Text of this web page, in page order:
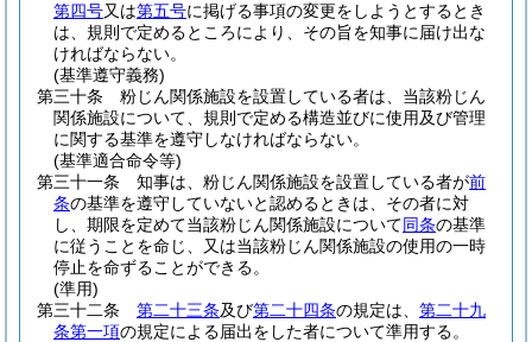
第四号又は第五号に掲げる事項の変更をしようとするとき
は、規則で定めるところにより、その旨を知事に届け出な
ければならない。
(基準遵守義務)
第三十条
粉じん関係施設を設置している者は、当該粉じん
関係施設について、規則で定める構造並びに使用及び管理
に関する基準を遵守しなければならない。
(基準適合命令等)
第三十一条
知事は、粉じん関係施設を設置している者が前
条の基準を遵守していないと認めるときは、その者に対
し、期限を定めて当該粉じん関係施設について同条の基準
に従うことを命じ、又は当該粉じん関係施設の使用の一時
停止を命ずることができる。
(準用)
第三十二条
第二十三条及び第二十四条の規定は、 第二十九
条第一項の規定による届出をした者について準用する。